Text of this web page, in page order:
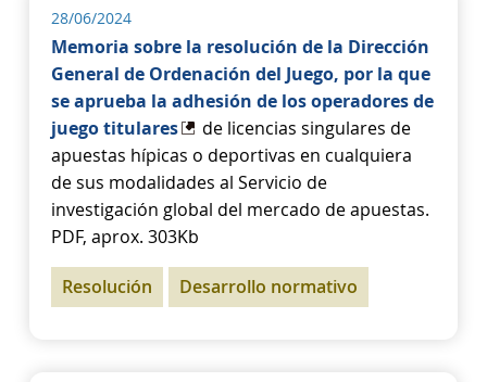
28/06/2024
Memoria sobre la resolución de la Dirección
General de Ordenación del Juego, por la que
se aprueba la adhesión de los operadores de
juego titulares
de licencias singulares de
apuestas hípicas o deportivas en cualquiera
de sus modalidades al Servicio de
investigación global del mercado de apuestas.
PDF, aprox. 303Kb
Resolución Desarrollo normativo